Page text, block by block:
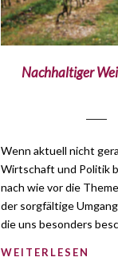
Nachhaltiger
Wenn aktuell nicht
Wirtschaft und Politik
nach wie vor die
der sorgfältige
die uns besonders
WEITERLESEN